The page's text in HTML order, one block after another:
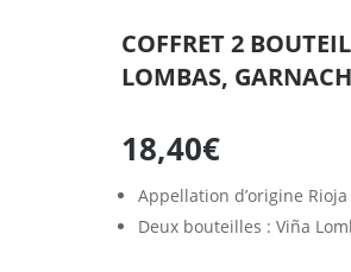
COFFRET 2
LOMBAS,
18,40€
Appellation d’origine Rioja
Deux bouteilles : Viña